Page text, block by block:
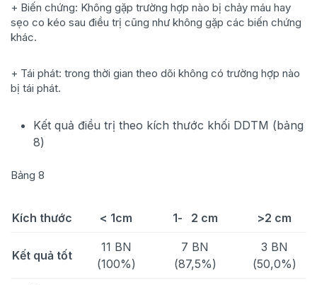
+ Biến chứng: Không gặp trường hợp nào bị chảy máu hay
sẹo co kéo sau điều trị cũng như không gặp các biến chứng
khác.
+ Tái phát: trong thời gian theo dõi không có trường hợp nào
bị tái phát.
Kết quả điều trị theo kích thước khối DDTM (bảng
8)
Bảng 8
Kích thước < 1cm 1- 2 cm >2 cm
Kết quả tốt
11 BN
(100%)
7 BN
(87,5%)
3 BN
(50,0%)